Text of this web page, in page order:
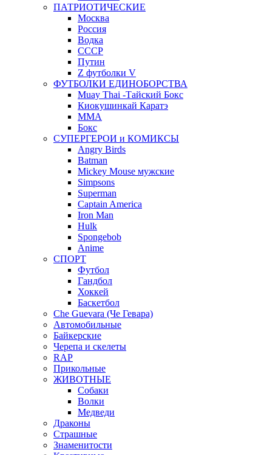
ПАТРИОТИЧЕСКИЕ
Москва
Россия
Водка
СССР
Путин
Z футболки V
ФУТБОЛКИ ЕДИНОБОРСТВА
Muay Thai -Тайский Бокс
Киокушинкай Каратэ
MMA
Бокс
СУПЕРГЕРОИ и КОМИКСЫ
Angry Birds
Batman
Mickey Mouse мужские
Simpsons
Superman
Captain America
Iron Man
Hulk
Spongebob
Anime
СПОРТ
Футбол
Гандбол
Хоккей
Баскетбол
Che Guevara (Че Гевара)
Автомобильные
Байкерские
Черепа и скелеты
RAP
Прикольные
ЖИВОТНЫЕ
Собаки
Волки
Медведи
Драконы
Страшные
Знаменитости